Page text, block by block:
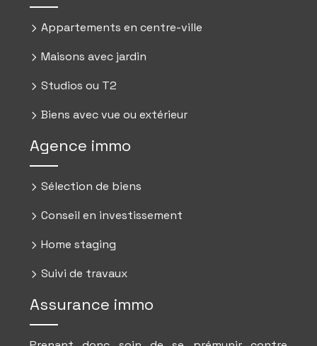
Appartements en centre-ville
Maisons avec jardin
Studios ou T2
Biens avec vue ou extérieur
Agence immo
Sélection de biens
Conseil en investissement
Home staging
Suivi de travaux
Assurance immo